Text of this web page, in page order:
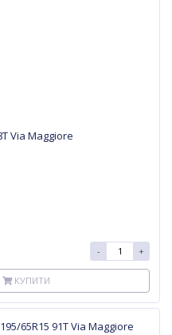
Via Maggiore
- +
КУПИТИ